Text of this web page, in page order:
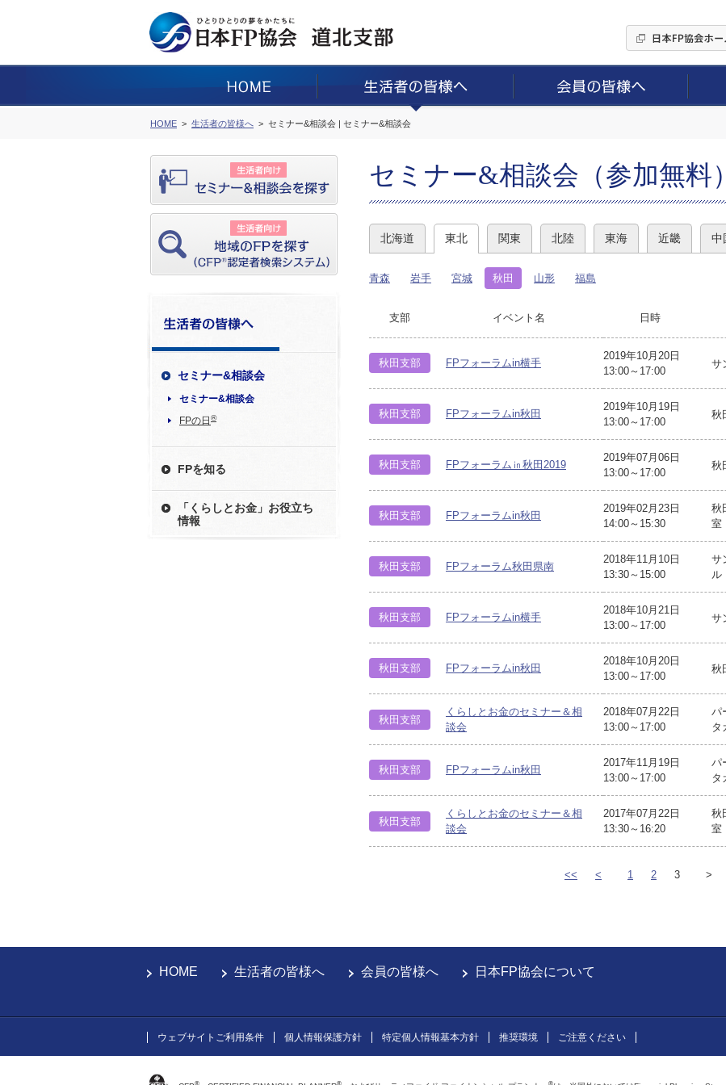
HOME 生活者の皆様へ セミナー&相談会 | セミナー&相談会
セミナー&相談会
セミナー&相談会
FPの日 ®
FPを知る
「くらしとお金」お役立ち
情報
セミナー&相談会（参加無料）
北海道 東北 関東 北陸 東海 近畿 中
青森 岩手 宮城 秋田 山形 福島
支部 イベント名 日時
秋田支部 FPフォーラムin横手
2019年10月20日
13:00～17:00
サ
秋田支部 FPフォーラムin秋田
2019年10月19日
13:00～17:00
秋
秋田支部 FPフォーラム㏌秋田2019
2019年07月06日
13:00～17:00
秋
秋田支部 FPフォーラムin秋田
2019年02月23日
14:00～15:30
秋
室
秋田支部 FPフォーラム秋田県南
2018年11月10日
13:30～15:00
サ
ル
秋田支部 FPフォーラムin横手
2018年10月21日
13:00～17:00
サ
秋田支部 FPフォーラムin秋田
2018年10月20日
13:00～17:00
秋
秋田支部
くらしとお金のセミナー＆相
談会
2018年07月22日
13:00～17:00
パ
タ
秋田支部 FPフォーラムin秋田
2017年11月19日
13:00～17:00
パ
タ
秋田支部
くらしとお金のセミナー＆相
談会
2017年07月22日
13:30～16:20
秋
室
<< < 1 2 3 >
HOME 生活者の皆様へ 会員の皆様へ 日本FP協会について
ウェブサイトご利用条件 個人情報保護方針 特定個人情報基本方針 推奨環境 ご注意ください
® ® ®